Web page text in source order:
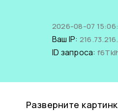
2026-08-07
Ваш IP:
ID запроса:
Разверните